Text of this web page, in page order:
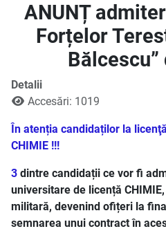
ANUNȚ
Forțelor
Bălcescu”
Detalii
Accesări: 1019
În atenția candidaților la
CHIMIE !!!
3 dintre candidații ce vor fi
universitare de licență
militară, devenind ofițeri la
semnarea unui contract în